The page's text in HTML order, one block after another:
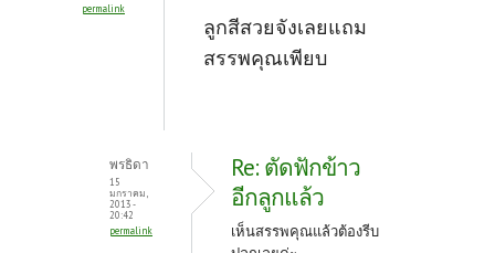
permalink
ลูกสีสวยจังเลยแถม
สรรพคุณเพียบ
พรธิดา
15
มกราคม,
2013 -
20:42
permalink
Re: ตัดฟักข้าว
อีกลูกแล้ว
เห็นสรรพคุณแล้วต้องรีบ